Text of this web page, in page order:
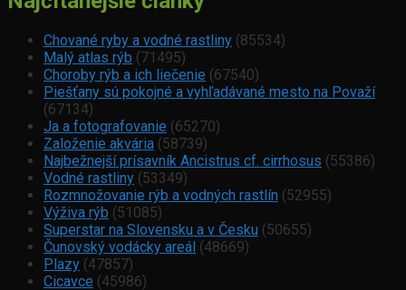
Chované ryby a vodné rastliny (85534)
Malý atlas rýb (71495)
Choroby rýb a ich liečenie (67540)
Piešťany sú pokojné a vyhľadávané mesto na Považí
(67134)
Ja a fotografovanie (65270)
Založenie akvária (58739)
Najbežnejší prísavník Ancistrus cf. cirrhosus (55386)
Vodné rastliny (53349)
Rozmnožovanie rýb a vodných rastlín (52955)
Výživa rýb (51085)
Superstar na Slovensku a v Česku (50655)
Čunovský vodácky areál (48669)
Plazy (47857)
Cicavce (45986)